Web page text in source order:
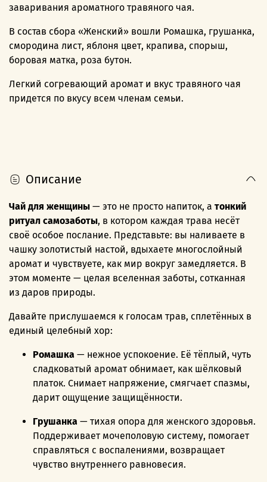
заваривания ароматного травяного чая.
В состав сбора «Женский» вошли Ромашка, грушанка,
смородина лист, яблоня цвет, крапива, спорыш,
боровая матка, роза бутон.
Легкий согревающий аромат и вкус травяного чая
придется по вкусу всем членам семьи.
Описание
Чай для женщины — это не просто напиток, а тонкий
ритуал самозаботы, в котором каждая трава несёт
своё особое послание. Представьте: вы наливаете в
чашку золотистый настой, вдыхаете многослойный
аромат и чувствуете, как мир вокруг замедляется. В
этом моменте — целая вселенная заботы, сотканная
из даров природы.
Давайте прислушаемся к голосам трав, сплетённых в
единый целебный хор:
Ромашка — нежное успокоение. Её тёплый, чуть
сладковатый аромат обнимает, как шёлковый
платок. Снимает напряжение, смягчает спазмы,
дарит ощущение защищённости.
Грушанка — тихая опора для женского здоровья.
Поддерживает мочеполовую систему, помогает
справляться с воспалениями, возвращает
чувство внутреннего равновесия.